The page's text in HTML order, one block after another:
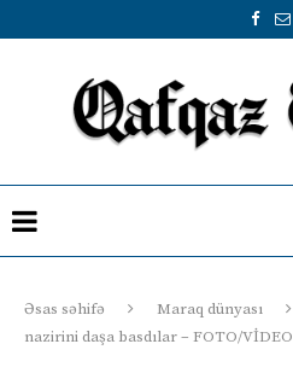
Əsas səhifə Maraq dünyası
nazirini daşa basdılar – FOTO/VİDEO